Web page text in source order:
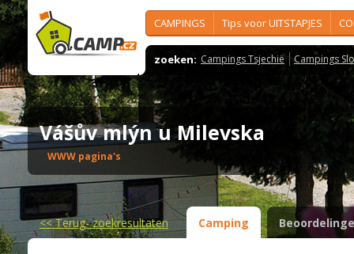
CAMPINGS Tips voor UITSTAPJES
zoeken: Campings Tsjechië Campings
Vášův mlýn u Milevska
WWW pagina's
<<Terug- zoekresultaten Camping